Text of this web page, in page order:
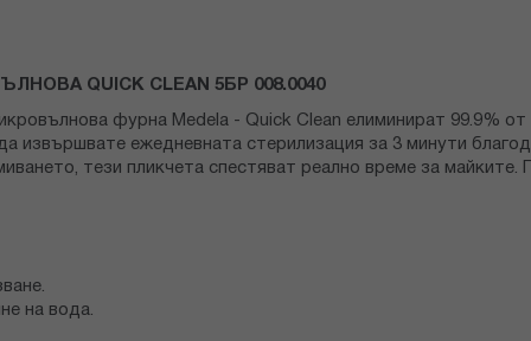
QUICK CLEAN 5БР 008.0040
фурна Medela - Quick Clean елиминират 99.9%
извършвате ежедневната стерилизация за 3 минути
тези пликчета спестяват реално време за
на вода.